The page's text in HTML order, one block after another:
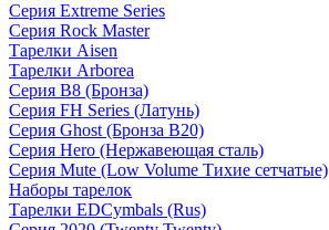
Серия Extreme Series
Серия Rock Master
Тарелки Aisen
Тарелки Arborea
Серия B8 (Бронза)
Серия FH Series (Латунь)
Серия Ghost (Бронза B20)
Серия Hero (Нержавеющая сталь)
Серия Mute (Low Volume Тихие сетчатые)
Наборы тарелок
Тарелки EDCymbals (Rus)